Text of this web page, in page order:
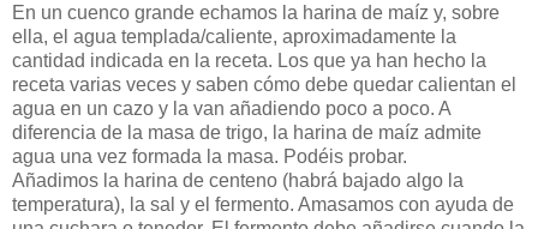
En un cuenco grande echamos la harina de maíz y, sobre
ella, el agua templada/caliente, aproximadamente la
cantidad indicada en la receta. Los que ya han hecho la
receta varias veces y saben cómo debe quedar calientan el
agua en un cazo y la van añadiendo poco a poco. A
diferencia de la masa de trigo, la harina de maíz admite
agua una vez formada la masa. Podéis probar.
Añadimos la harina de centeno (habrá bajado algo la
temperatura), la sal y el fermento. Amasamos con ayuda de